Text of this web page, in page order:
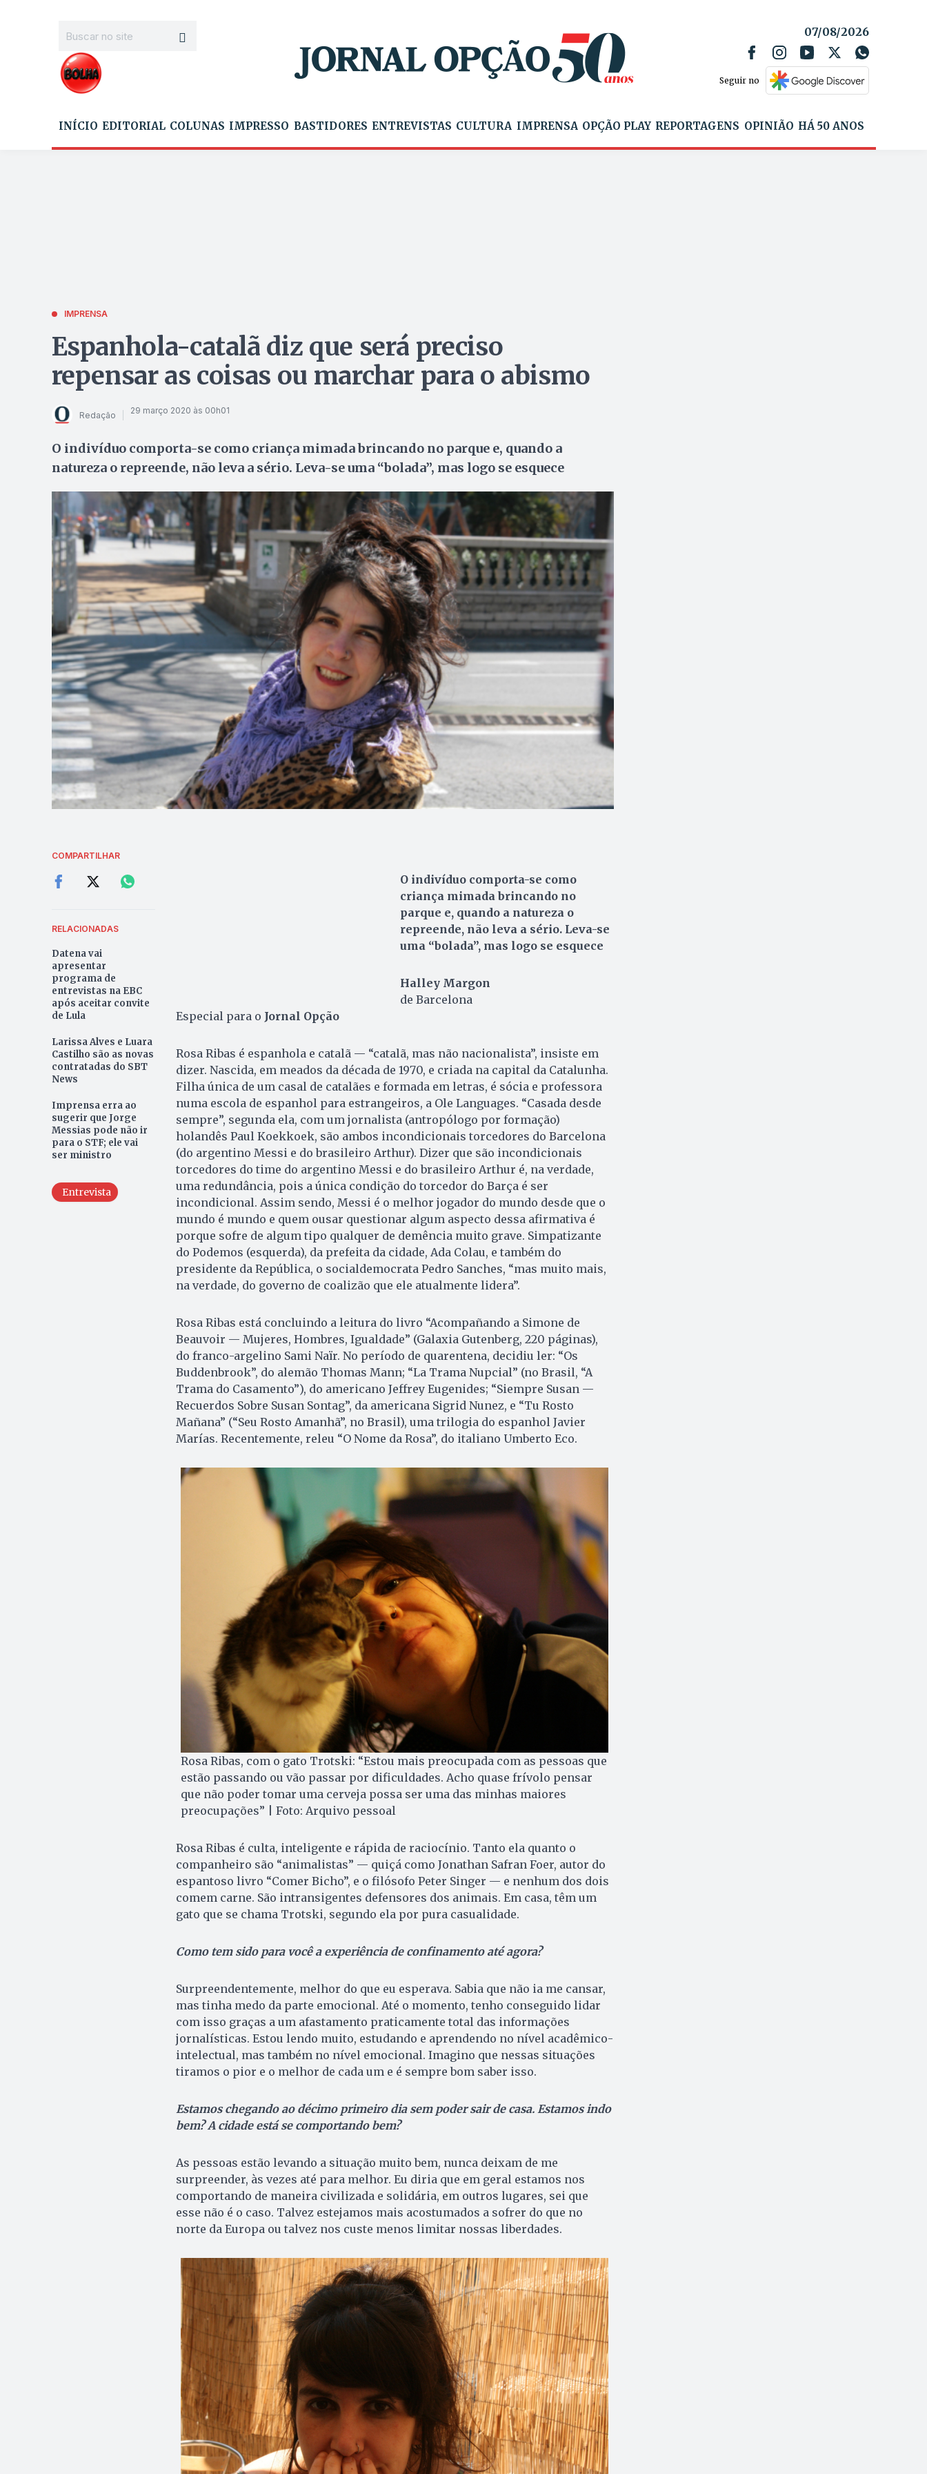
07/08/2026
Seguir no
INÍCIO EDITORIAL COLUNAS IMPRESSO BASTIDORES ENTREVISTAS CULTURA IMPRENSA OPÇÃO PLAY REPORTAGENS OPINIÃO HÁ 50 ANOS
IMPRENSA
Espanhola-catalã diz que será preciso
repensar as coisas ou marchar para o abismo
Redação 29 março 2020 às 00h01
O indivíduo comporta-se como criança mimada brincando no parque e, quando a
natureza o repreende, não leva a sério. Leva-se uma “bolada”, mas logo se esquece
COMPARTILHAR
RELACIONADAS
Datena vai
apresentar
programa de
entrevistas na EBC
após aceitar convite
de Lula
Larissa Alves e Luara
Castilho são as novas
contratadas do SBT
News
Imprensa erra ao
sugerir que Jorge
Messias pode não ir
para o STF; ele vai
ser ministro
Entrevista
O indivíduo comporta-se como
criança mimada brincando no
parque e, quando a natureza o
repreende, não leva a sério. Leva-se
uma “bolada”, mas logo se esquece
Halley Margon
de Barcelona
Especial para o Jornal Opção
Rosa Ribas é espanhola e catalã — “catalã, mas não nacionalista”, insiste em
dizer. Nascida, em meados da década de 1970, e criada na capital da Catalunha.
Filha única de um casal de catalães e formada em letras, é sócia e professora
numa escola de espanhol para estrangeiros, a Ole Languages. “Casada desde
sempre”, segunda ela, com um jornalista (antropólogo por formação)
holandês Paul Koekkoek, são ambos incondicionais torcedores do Barcelona
(do argentino Messi e do brasileiro Arthur). Dizer que são incondicionais
torcedores do time do argentino Messi e do brasileiro Arthur é, na verdade,
uma redundância, pois a única condição do torcedor do Barça é ser
incondicional. Assim sendo, Messi é o melhor jogador do mundo desde que o
mundo é mundo e quem ousar questionar algum aspecto dessa afirmativa é
porque sofre de algum tipo qualquer de demência muito grave. Simpatizante
do Podemos (esquerda), da prefeita da cidade, Ada Colau, e também do
presidente da República, o socialdemocrata Pedro Sanches, “mas muito mais,
na verdade, do governo de coalizão que ele atualmente lidera”.
Rosa Ribas está concluindo a leitura do livro “Acompañando a Simone de
Beauvoir — Mujeres, Hombres, Igualdade” (Galaxia Gutenberg, 220 páginas),
do franco-argelino Sami Naïr. No período de quarentena, decidiu ler: “Os
Buddenbrook”, do alemão Thomas Mann; “La Trama Nupcial” (no Brasil, “A
Trama do Casamento”), do americano Jeffrey Eugenides; “Siempre Susan —
Recuerdos Sobre Susan Sontag”, da americana Sigrid Nunez, e “Tu Rosto
Mañana” (“Seu Rosto Amanhã”, no Brasil), uma trilogia do espanhol Javier
Marías. Recentemente, releu “O Nome da Rosa”, do italiano Umberto Eco.
Rosa Ribas, com o gato Trotski: “Estou mais preocupada com as pessoas que
estão passando ou vão passar por dificuldades. Acho quase frívolo pensar
que não poder tomar uma cerveja possa ser uma das minhas maiores
preocupações” | Foto: Arquivo pessoal
Rosa Ribas é culta, inteligente e rápida de raciocínio. Tanto ela quanto o
companheiro são “animalistas” — quiçá como Jonathan Safran Foer, autor do
espantoso livro “Comer Bicho”, e o filósofo Peter Singer — e nenhum dos dois
comem carne. São intransigentes defensores dos animais. Em casa, têm um
gato que se chama Trotski, segundo ela por pura casualidade.
Como tem sido para você a experiência de confinamento até agora?
Surpreendentemente, melhor do que eu esperava. Sabia que não ia me cansar,
mas tinha medo da parte emocional. Até o momento, tenho conseguido lidar
com isso graças a um afastamento praticamente total das informações
jornalísticas. Estou lendo muito, estudando e aprendendo no nível acadêmico-
intelectual, mas também no nível emocional. Imagino que nessas situações
tiramos o pior e o melhor de cada um e é sempre bom saber isso.
Estamos chegando ao décimo primeiro dia sem poder sair de casa. Estamos indo
bem? A cidade está se comportando bem?
As pessoas estão levando a situação muito bem, nunca deixam de me
surpreender, às vezes até para melhor. Eu diria que em geral estamos nos
comportando de maneira civilizada e solidária, em outros lugares, sei que
esse não é o caso. Talvez estejamos mais acostumados a sofrer do que no
norte da Europa ou talvez nos custe menos limitar nossas liberdades.